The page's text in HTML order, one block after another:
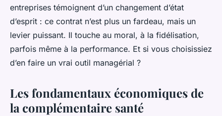
entreprises témoignent d’un changement d’état
d’esprit : ce contrat n’est plus un fardeau, mais un
levier puissant. Il touche au moral, à la fidélisation,
parfois même à la performance. Et si vous choisissiez
d’en faire un vrai outil managérial ?
Les fondamentaux économiques de
la complémentaire santé